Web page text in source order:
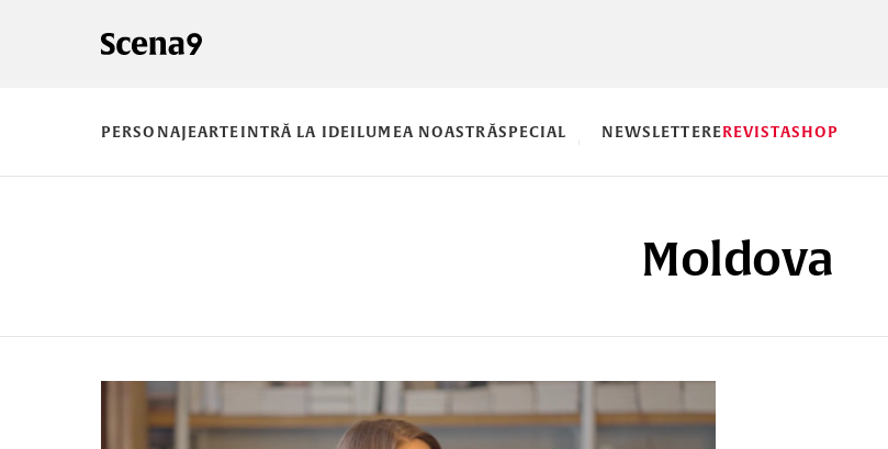
PERSONAJEARTEINTRĂ LA IDEILUMEA NOASTRĂSPECIAL NEWSLETTEREREVISTASHOP
Moldova